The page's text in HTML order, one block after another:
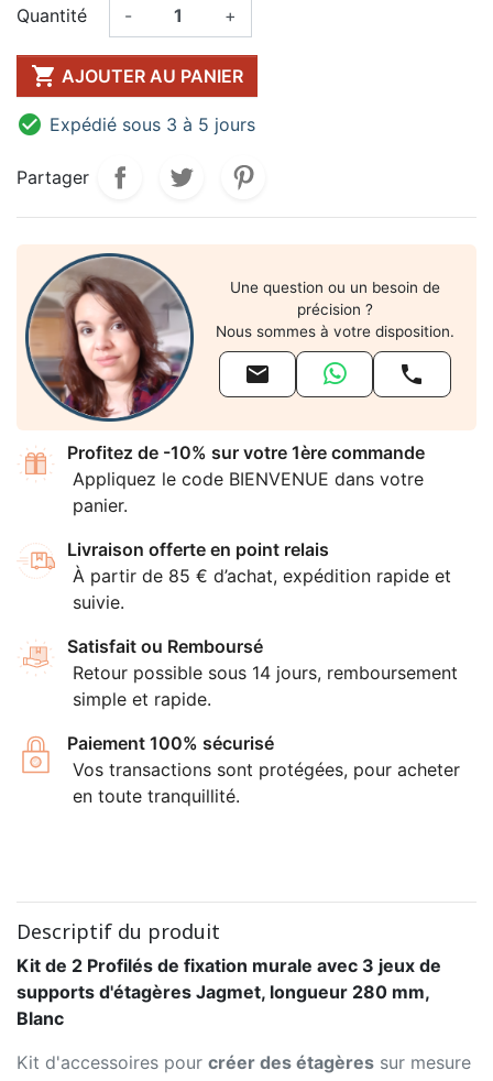
Quantité - +
 AJOUTER AU PANIER
 Expédié sous 3 à 5 jours
Partager
Une question ou un besoin de
précision ?
Nous sommes à votre disposition.
 
Profitez de -10% sur votre 1ère commande
Appliquez le code BIENVENUE dans votre
panier.
Livraison offerte en point relais
À partir de 85 € d’achat, expédition rapide et
suivie.
Satisfait ou Remboursé
Retour possible sous 14 jours, remboursement
simple et rapide.
Paiement 100% sécurisé
Vos transactions sont protégées, pour acheter
en toute tranquillité.
Descriptif du produit
Kit de 2 Profilés de fixation murale avec 3 jeux de
supports d'étagères Jagmet, longueur 280 mm,
Blanc
Kit d'accessoires pour créer des étagères sur mesure